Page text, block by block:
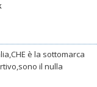
è la sottomarca
il nulla